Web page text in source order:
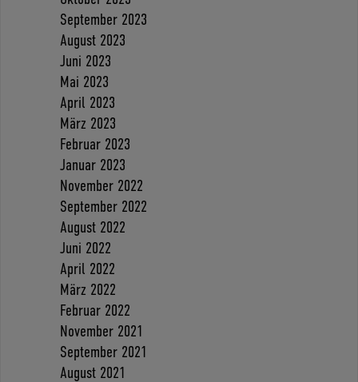
September 2023
August 2023
Juni 2023
Mai 2023
April 2023
März 2023
Februar 2023
Januar 2023
November 2022
September 2022
August 2022
Juni 2022
April 2022
März 2022
Februar 2022
November 2021
September 2021
August 2021